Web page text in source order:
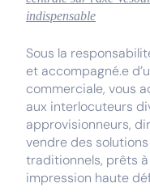
indispensable
Sous la
et accompagné.e
commerciale, vous
aux interlocuteurs
approvisionneurs,
vendre des
traditionnels, prêts
impression haute